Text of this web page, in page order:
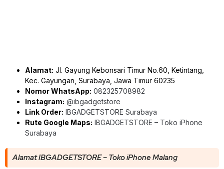
Alamat: Jl. Gayung Kebonsari Timur No.60, Ketintang,
Kec. Gayungan, Surabaya, Jawa Timur 60235
Nomor WhatsApp: 082325708982
Instagram: @ibgadgetstore
Link Order: IBGADGETSTORE Surabaya
Rute Google Maps: IBGADGETSTORE – Toko iPhone
Surabaya
Alamat IBGADGETSTORE – Toko iPhone Malang